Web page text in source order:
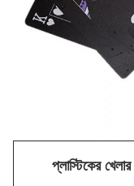
প্লাস্টিকের খেলার